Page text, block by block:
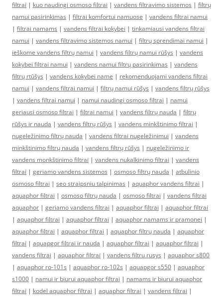
filtrai | kuo naudingi osmoso filtrai | vandens filtravimo sistemos | filtrų
namui pasirinkimas | filtrai komfortui namuose | vandens filtrai namui
| filtrai namams | vandens filtrai kokybei | tinkamiausi vandens filtrai
namui | vandens filtravimo sistemos namui | filtrų sprendimai namui |
ieškome vandens filtrų namui | vandens filtrų namui rūšys | vandens
kokybei filtrai namui | vandens namui filtrų pasirinkimas | vandens
filtrų rtūšys | vandens kokybei name | rekomenduojami vandens filtrai
namui | vandens filtrai namui | filtrų namui rūšys | vandens filtrų rūšys
| vandens filtrai namui | namui naudingi osmoso filtrai | namui
geriausi osmoso filtrai | filtrai namui | vandens filtrų nauda | filtrų
rūšys ir nauda | vandens filtrų rūšys | vandens minkštinimo filtrai |
nugeležinimo filtrų nauda | vandens filtrai nugeležinimui | vandens
minkštinimo filtrų nauda | vandens filtrų rūšys | nugeležinimo ir
vandens monkštinimo filtrai | vandens nukalkinimo filtrai | vandens
filtrai | geriamo vandens sistemos | osmoso filtrų nauda | atbulinio
osmoso filtrai | seo straipsniu talpinimas | aquaphor vandens filtrai |
aquaphor filtrai | osmoso filtrų nauda | osmoso filtrai | vandens filtrai
aquaphor | geriamo vandens filtrai | aquaphor filtrai | aquaphor filtrai
| aquaphor filtrai | aquaphor filtrai | aquaphor namams ir pramonei |
aquaphor filtrai | aquaphor filtrai | aquaphor filtrų nauda | aquaphor
filtrai | aquapgor filtrai ir nauda | aquaphor filtrai | aquaphor filtrai |
vandens filtrai | aquaphor filtrai | vandens filtru rusys | aquaphor s800
| aquaphor ro-101s | aquaphor ro-102s | aquapgor s550 | aquaphor
s1000 | namui ir biurui aquaphor filtrai | namams ir biurui aquaphor
filtrai | kodel aquaphor filtrai | aquaphor filtrai | vandens filtrai |